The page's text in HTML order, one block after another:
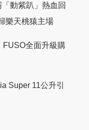
動紫趴」熱血回
樂天桃猿主場
FUSO全面升級購
Super 11公升引